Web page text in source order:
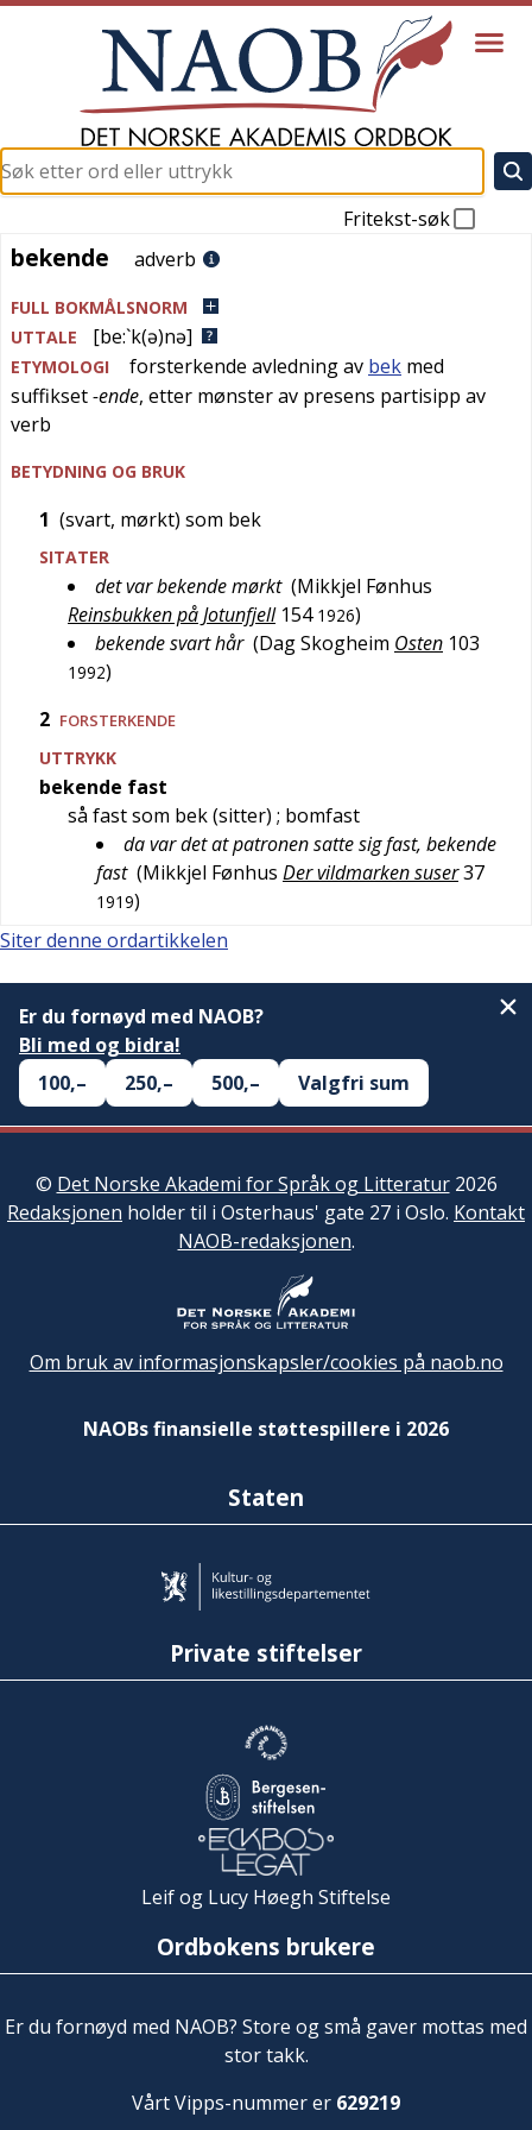
Fritekst-søk
bekende
bekende adverb
FULL BOKMÅLSNORM
UTTALE
[be:`k(ə)nə]
ETYMOLOGI forsterkende avledning av bek med
suffikset-ende, etter mønster av presens partisipp av
verb
BETYDNING OG BRUK
1 (svart, mørkt) som bek
SITATER
det var bekende mørkt (Mikkjel Fønhus
Reinsbukken på Jotunfjell 154 1926)
bekende svart hår (Dag Skogheim Osten 103
1992)
2 FORSTERKENDE
UTTRYKK
bekende fast
så fast som bek (sitter) ; bomfast
da var det at patronen satte sig fast, bekende
fast (Mikkjel Fønhus Der vildmarken suser37
1919)
Siter denne ordartikkelen
Er du fornøyd med NAOB?
Bli med og bidra!
100,–
250,– 500,– Valgfri sum
© Det Norske Akademi for Språk og Litteratur2026
Redaksjonen holder til i Osterhaus' gate 27 i Oslo. Kontakt
NAOB-redaksjonen.
Om bruk av informasjonskapsler/cookies på naob.no
NAOBs finansielle støttespillere i 2026
Staten
Private stiftelser
Leif og Lucy Høegh Stiftelse
Ordbokens brukere
Er du fornøyd med NAOB? Store og små gaver mottas med
stor takk.
Vårt Vipps-nummer er 629219